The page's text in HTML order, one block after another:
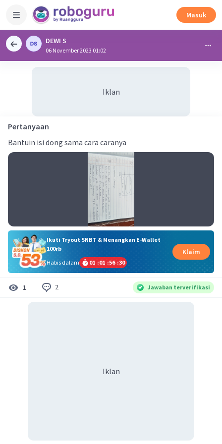
Masuk
DEWI S
06 November 2023 01:02
Iklan
Pertanyaan
Bantuin isi dong sama cara caranya
Ikuti Tryout SNBT & Menangkan E-Wallet
100rb
Habis dalam
01 :01 :56 :29
Klaim
1 2 Jawaban terverifikasi
Iklan